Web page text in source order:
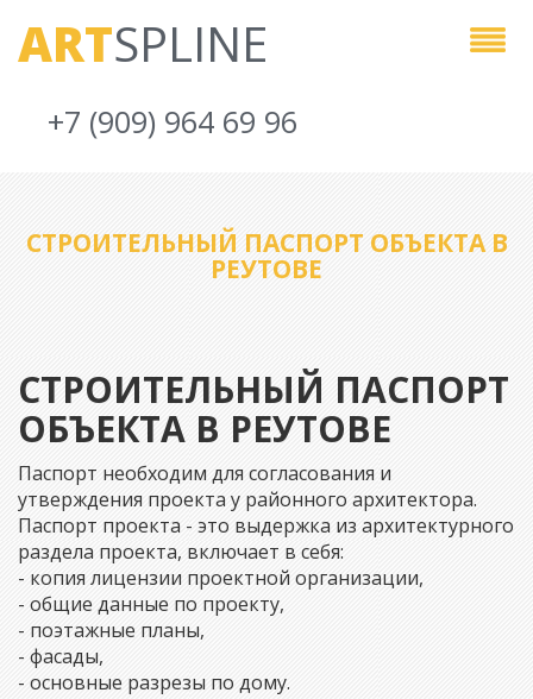
ARTSPLINE
+7 (909) 964 69 96
СТРОИТЕЛЬНЫЙ ПАСПОРТ ОБЪЕКТА В
РЕУТОВЕ
СТРОИТЕЛЬНЫЙ ПАСПОРТ
ОБЪЕКТА В РЕУТОВЕ
Паспорт необходим для согласования и
утверждения проекта у районного архитектора.
Паспорт проекта - это выдержка из архитектурного
раздела проекта, включает в себя:
- копия лицензии проектной организации,
- общие данные по проекту,
- поэтажные планы,
- фасады,
- основные разрезы по дому.